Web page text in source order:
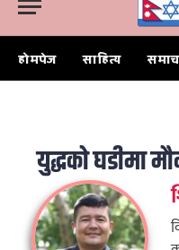
होमपेज साहित्य
युद्धको घडीमा